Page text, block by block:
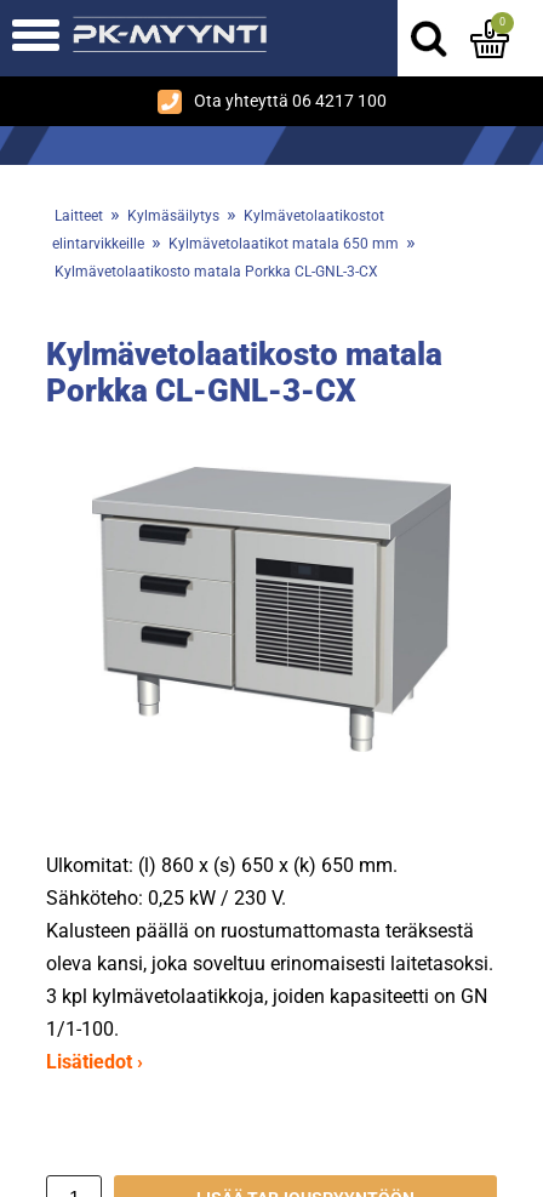
Ota yhteyttä 06 4217 100
0
Laitteet » Kylmäsäilytys »
Kylmävetolaatikostot
elintarvikkeille » Kylmävetolaatikot matala 650 mm »
Kylmävetolaatikosto matala Porkka CL-GNL-3-CX
Kylmävetolaatikosto matala
Porkka CL-GNL-3-CX
Ulkomitat: (l) 860 x (s) 650 x (k) 650 mm.
Sähköteho: 0,25 kW / 230 V.
Kalusteen päällä on ruostumattomasta teräksestä
oleva kansi, joka soveltuu erinomaisesti laitetasoksi.
3 kpl kylmävetolaatikkoja, joiden kapasiteetti on GN
1/1-100.
Lisätiedot ›